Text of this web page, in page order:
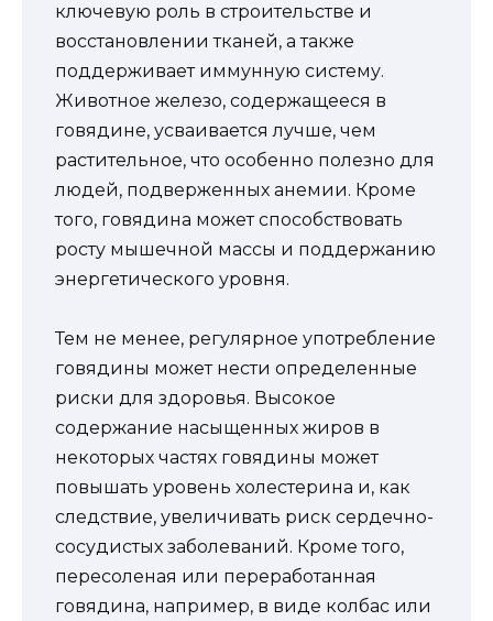
ключевую роль в строительстве и
восстановлении тканей, а также
поддерживает иммунную систему.
Животное железо, содержащееся в
говядине, усваивается лучше, чем
растительное, что особенно полезно для
людей, подверженных анемии. Кроме
того, говядина может способствовать
росту мышечной массы и поддержанию
энергетического уровня.
Тем не менее, регулярное употребление
говядины может нести определенные
риски для здоровья. Высокое
содержание насыщенных жиров в
некоторых частях говядины может
повышать уровень холестерина и, как
следствие, увеличивать риск сердечно-
сосудистых заболеваний. Кроме того,
пересоленая или переработанная
говядина, например, в виде колбас или